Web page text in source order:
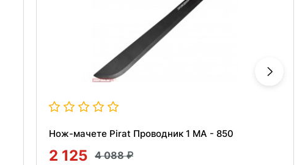
Нож-мачете Pirat Проводник 1 МА - 850
2 125 4 088